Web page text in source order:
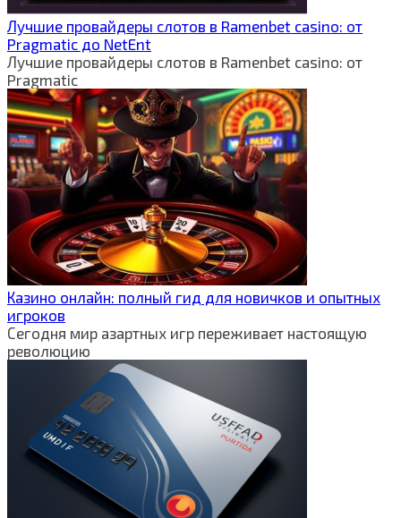
Лучшие провайдеры слотов в Ramenbet casino: от
Pragmatic до NetEnt
Лучшие провайдеры слотов в Ramenbet casino: от
Pragmatic
Казино онлайн: полный гид для новичков и опытных
игроков
Сегодня мир азартных игр переживает настоящую
революцию